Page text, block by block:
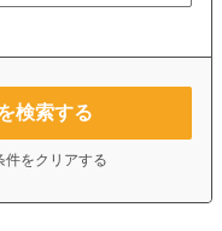
検索する
件をクリアする